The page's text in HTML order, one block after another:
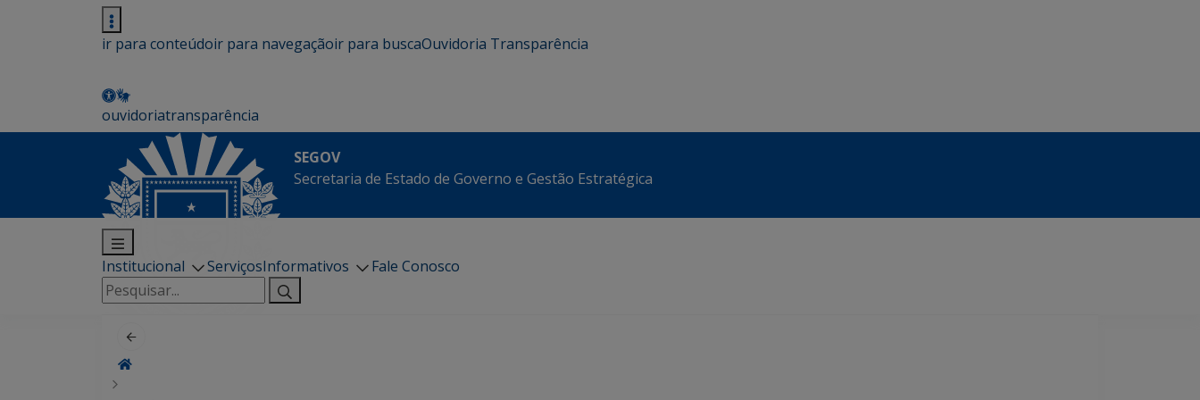
ir para conteúdoir para navegaçãoir para buscaOuvidoria Transparência
ouvidoriatransparência
SEGOV
Secretaria de Estado de Governo e Gestão Estratégica
Institucional ServiçosInformativos
Fale Conosco
Pesquisar
por: